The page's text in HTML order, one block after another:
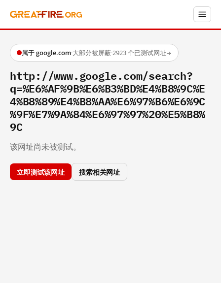
属于 google.com·大部分被屏蔽·2923 个已测试网址→
http://www.google.com/search?
q=%E6%AF%9B%E6%B3%BD%E4%B8%9C%E
4%B8%89%E4%B8%AA%E6%97%B6%E6%9C
%9F%E7%9A%84%E6%97%97%20%E5%B8%
9C
该网址尚未被测试。
立即测试该网址 搜索相关网址